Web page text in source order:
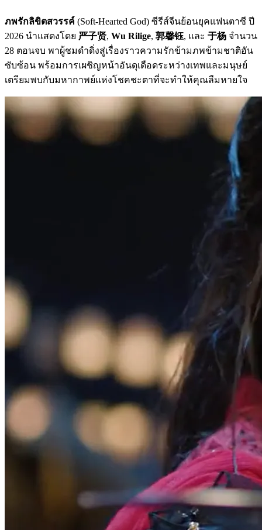
ภพรักลิขิตสวรรค์ (Soft-Hearted God) ซีรีส์จีนย้อนยุคแฟนตาซี ปี
2026 นำแสดงโดย 严子贤, Wu Rilige, 郭馨钰, และ 于杨 จำนวน
28 ตอนจบ พาผู้ชมดำดิ่งสู่เรื่องราวความรักข้ามภพข้ามชาติอัน
ซับซ้อน พร้อมการเผชิญหน้าอันดุเดือดระหว่างเทพและมนุษย์
เตรียมพบกับมหากาพย์แห่งโชคชะตาที่จะทำให้คุณลืมหายใจ